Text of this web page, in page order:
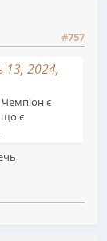
#757
13, 2024,
є
що є